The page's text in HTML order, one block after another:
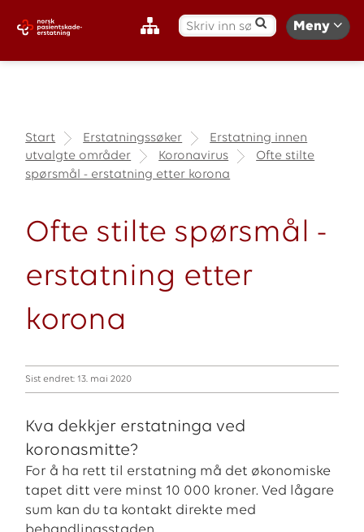
S
k
Meny
Start Erstatningssøker
Erstatning innen
utvalgte områder
Koronavirus
Ofte stilte
spørsmål - erstatning etter korona
Ofte stilte spørsmål -
erstatning etter
korona
Sist endret: 13. mai 2020
Kva dekkjer erstatninga ved
koronasmitte?
For å ha rett til erstatning må det økonomiske
tapet ditt vere minst 10 000 kroner. Ved lågare
sum kan du ta kontakt direkte med